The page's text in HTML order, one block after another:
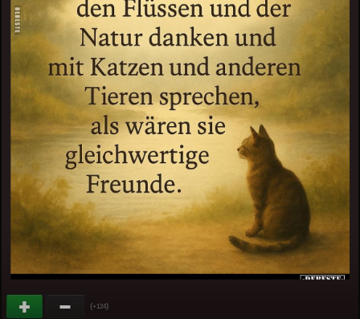
(+124)